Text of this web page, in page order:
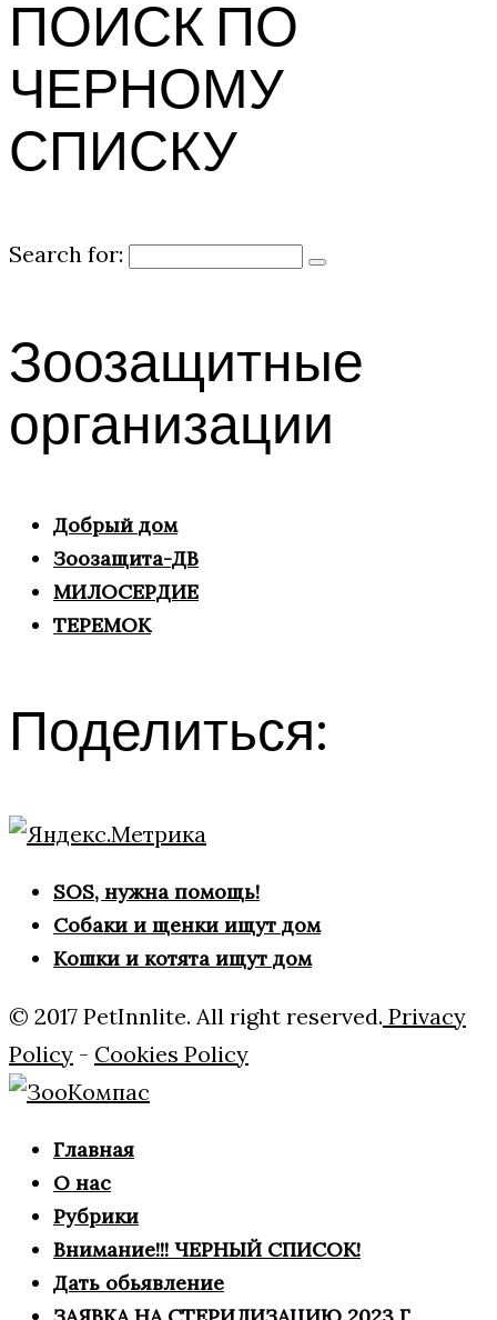
ПОИСК ПО
ЧЕРНОМУ
СПИСКУ
Search for:
Зоозащитные
организации
Добрый дом
Зоозащита-ДВ
МИЛОСЕРДИЕ
ТЕРЕМОК
Поделиться:
SOS, нужна помощь!
Собаки и щенки ищут дом
Кошки и котята ищут дом
© 2017 PetInnlite. All right reserved. Privacy
Policy - Cookies Policy
Главная
О нас
Рубрики
Внимание!!! ЧЕРНЫЙ СПИСОК!
Дать обьявление